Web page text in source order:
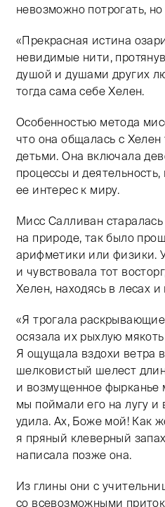
невозможно потрогать, но
«Прекрасная истина
невидимые нити,
душой и душами других
тогда сама себе Хелен.
Особенностью метода
что она общалась с Хелен
детьми. Она включала
процессы и
ее интерес к миру.
Мисс Салливан
на природе, так было
арифметики или физики.
и чувствовала тот
Хелен, находясь в лесах и
«Я трогала
осязала их рыхлую
Я ощущала вздохи ветра
шелковистый шелест
и возмущенное фырканье
мы поймали его на лугу и
удила. Ах, Боже мой! Как
я пряный клеверный
написала позже она.
Из глины они с
со всевозможными